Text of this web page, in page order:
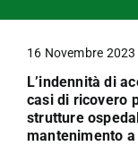
L’Agricoltore
Fotogallery
16 Novembre 2023
L’indennità di
casi di ricovero
strutture
mantenimento